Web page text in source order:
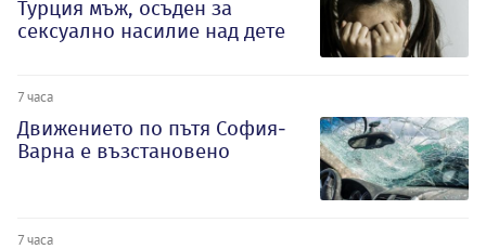
Турция мъж, осъден за
сексуално насилие над дете
7 часа
Движението по пътя София-
Варна е възстановено
7 часа